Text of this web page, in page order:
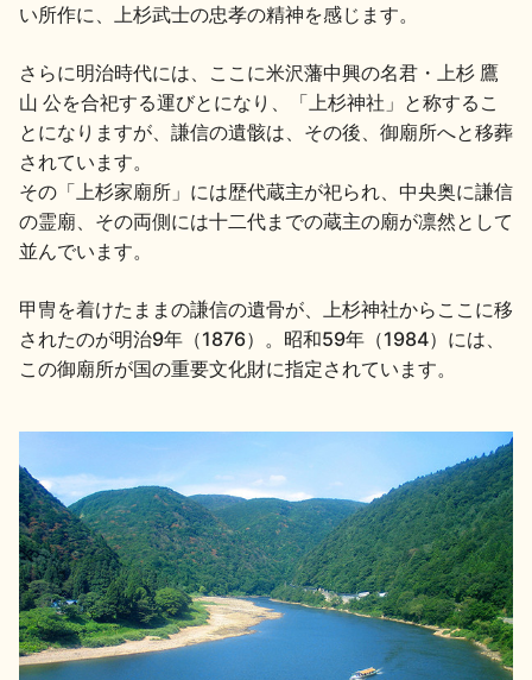
イベント情報TOP 新商品・おすすめ商品
季節の商品 イベント情報
地酒蔵元会WEB展示会 地酒蔵元会利酒会
美味しい地酒の選び方
い所作に、上杉武士の忠孝の精神を感じます。
さらに明治時代には、ここに米沢藩中興の名君・上杉 鷹
山 公を合祀する運びとになり、「上杉神社」と称するこ
とになりますが、謙信の遺骸は、その後、御廟所へと移葬
されています。
その「上杉家廟所」には歴代蔵主が祀られ、中央奥に謙信
の霊廟、その両側には十二代までの蔵主の廟が凛然として
並んでいます。
甲冑を着けたままの謙信の遺骨が、上杉神社からここに移
されたのが明治9年（1876）。昭和59年（1984）には、
この御廟所が国の重要文化財に指定されています。